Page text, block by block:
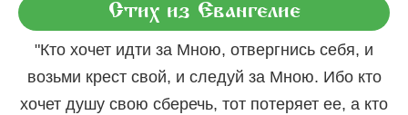
Стих из Евангелие
"Кто хочет идти за Мною, отвергнись себя, и
возьми крест свой, и следуй за Мною. Ибо кто
хочет душу свою сберечь, тот потеряет ее, а кто